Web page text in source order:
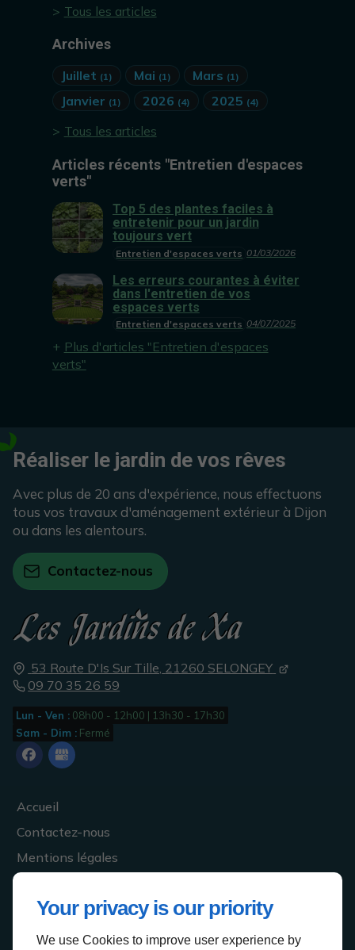
Your privacy is our priority
We use Cookies to improve user experience by
Tous les articles
Archives
Juillet (1) Mai (1) Mars (1)
Janvier (1) 2026 (4) 2025 (4)
Tous les articles
Articles récents "Entretien d'espaces
verts"
Entretien d'espaces verts 01/03/2026
Top 5 des plantes faciles à
entretenir pour un jardin
toujours vert
Entretien d'espaces verts 04/07/2025
Les erreurs courantes à éviter
dans l'entretien de vos
espaces verts
Plus d'articles "Entretien d'espaces
verts"
53 Route D'Is Sur Tille, 21260 SELONGEY
09 70 35 26 59
Lun - Ven : 08h00 - 12h00 | 13h30 - 17h30
Sam - Dim : Fermé
Accueil
Contactez-nous
Mentions légales
Réaliser le jardin de vos rêves
Avec plus de 20 ans d'expérience, nous effectuons
tous vos travaux d'aménagement extérieur à Dijon
ou dans les alentours.
Contactez-nous